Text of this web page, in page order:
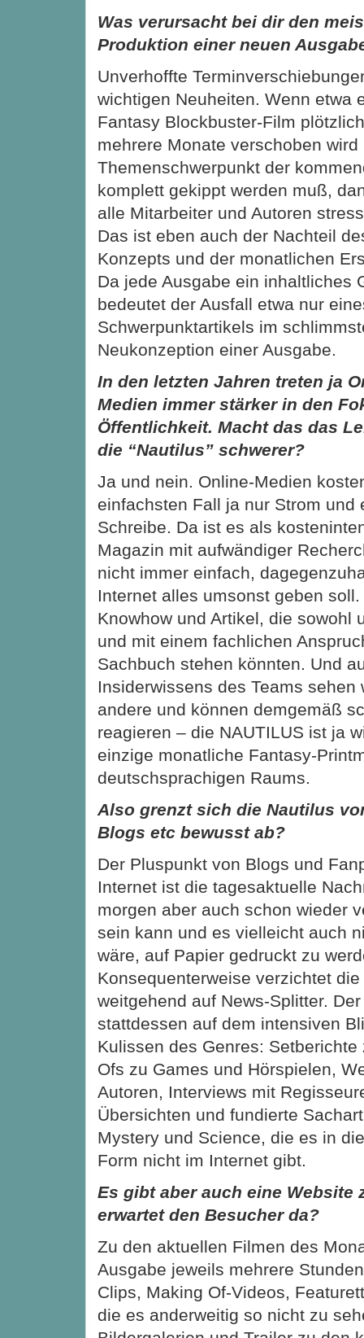
Was verursacht bei dir den
Produktion einer neuen
Unverhoffte
wichtigen Neuheiten. Wenn etwa
Fantasy Blockbuster-Film
mehrere Monate verschoben
Themenschwerpunkt der
komplett gekippt werden muß,
alle Mitarbeiter und Autoren
Das ist eben auch der Nachteil
Konzepts und der monatlichen
Da jede Ausgabe ein inhaltliches
bedeutet der Ausfall etwa nur
Schwerpunktartikels im
Neukonzeption einer Ausgabe.
In den letzten Jahren treten ja
Medien immer stärker in den
Öffentlichkeit. Macht das das
die “Nautilus” schwerer?
Ja und nein. Online-Medien
einfachsten Fall ja nur Strom und
Schreibe. Da ist es als
Magazin mit aufwändiger
nicht immer einfach,
Internet alles umsonst geben
Knowhow und Artikel, die sowohl
und mit einem fachlichen
Sachbuch stehen könnten. Und
Insiderwissens des Teams sehen
andere und können demgemäß
reagieren – die NAUTILUS ist ja
einzige monatliche Fantasy-
deutschsprachigen Raums.
Also grenzt sich die Nautilus
Blogs etc bewusst ab?
Der Pluspunkt von Blogs und
Internet ist die tagesaktuelle
morgen aber auch schon wieder
sein kann und es vielleicht auch
wäre, auf Papier gedruckt zu
Konsequenterweise verzichtet
weitgehend auf News-Splitter.
stattdessen auf dem intensiven
Kulissen des Genres:
Ofs zu Games und Hörspielen,
Autoren, Interviews mit
Übersichten und fundierte
Mystery und Science, die es in
Form nicht im Internet gibt.
Es gibt aber auch eine Website
erwartet den Besucher da?
Zu den aktuellen Filmen des
Ausgabe jeweils mehrere
Clips, Making Of-Videos,
die es anderweitig so nicht zu